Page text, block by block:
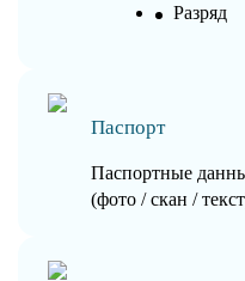
Разряд
Паспорт
Паспортные
(фото / скан /